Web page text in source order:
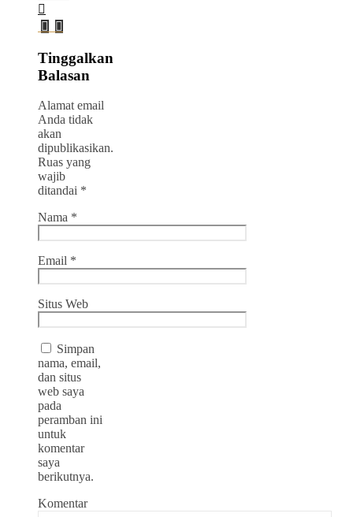
Tinggalkan
Balasan
Alamat email
Anda tidak
akan
dipublikasikan.
Ruas yang
wajib
ditandai *
Nama *
Email *
Situs Web
Simpan
nama, email,
dan situs
web saya
pada
peramban ini
untuk
komentar
saya
berikutnya.
Komentar